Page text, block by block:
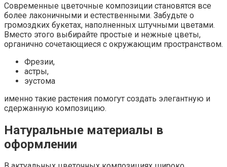
Современные цветочные композиции становятся все
более лаконичными и естественными. Забудьте о
громоздких букетах, наполненных штучными цветами.
Вместо этого выбирайте простые и нежные цветы,
органично сочетающиеся с окружающим пространством.
Фрезии,
астры,
эустома
именно такие растения помогут создать элегантную и
сдержанную композицию.
Натуральные материалы в
оформлении